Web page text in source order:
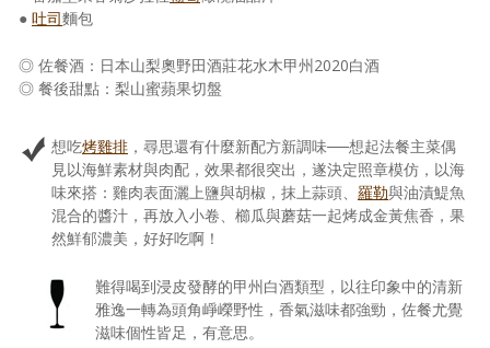
● 吐司麵包
◎ 佐餐酒：日本山梨奧野田酒莊花水木甲州2020白酒
◎ 餐後甜點：梨山蜜蘋果切盤
想吃烤雞排 ，尋思還有什麼新配方新調味──想起法餐主菜偶
見以海鮮素材與肉配，效果都很突出，遂決定照章模仿，以海
味來搭：雞肉表面灑上鹽與胡椒，抹上蒜頭、 羅勒與油漬鯷魚
混合的醬汁，再放入小卷、櫛瓜與蘑菇一起烤成金黃焦香，果
然鮮郁濃美，好好吃啊！
難得喝到浸皮發酵的甲州白酒類型，以往印象中的清新
雅逸一轉為頭角崢嶸野性，香氣滋味都強勁，佐餐尤覺
滋味個性皆足，有意思。